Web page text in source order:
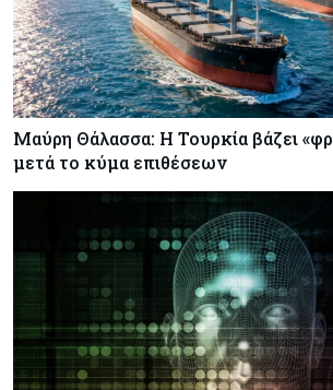
Μαύρη Θάλασσα: Η Τουρκία βάζει
μετά το κύμα επιθέσεων